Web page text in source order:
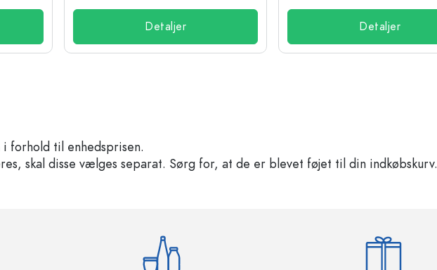
Detaljer Detaljer
forhold til enhedsprisen.
skal disse vælges separat. Sørg for, at de er blevet føjet til din indkøbskurv.